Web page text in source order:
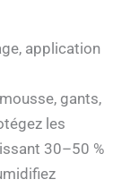
application
gants,
les
30–50 %